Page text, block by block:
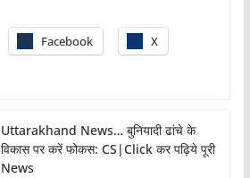
Facebook X
Uttarakhand News… बुनियादी ढांचे के
विकास पर करें फोकस: CS|Click कर पढ़िये पूरी
News